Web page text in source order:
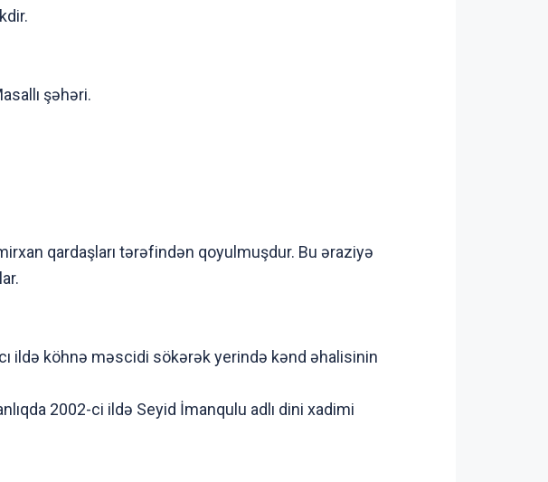
şəhəri.
qardaşları tərəfindən qoyulmuşdur. Bu əraziyə
ildə köhnə məscidi sökərək yerində kənd əhalisinin
2002-ci ildə Seyid İmanqulu adlı dini xadimi